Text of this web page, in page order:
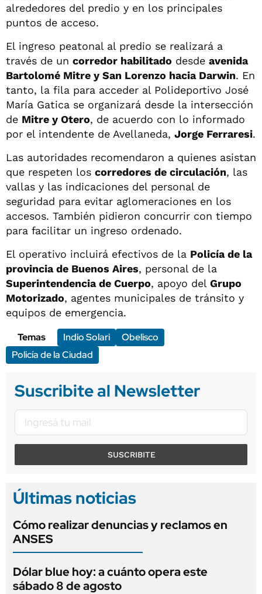
alrededores del predio y en los principales
puntos de acceso.
El ingreso peatonal al predio se realizará a
través de un corredor habilitado desde avenida
Bartolomé Mitre y San Lorenzo hacia Darwin. En
tanto, la fila para acceder al Polideportivo José
María Gatica se organizará desde la intersección
de Mitre y Otero, de acuerdo con lo informado
por el intendente de Avellaneda, Jorge Ferraresi.
Las autoridades recomendaron a quienes asistan
que respeten los corredores de circulación, las
vallas y las indicaciones del personal de
seguridad para evitar aglomeraciones en los
accesos. También pidieron concurrir con tiempo
para facilitar un ingreso ordenado.
El operativo incluirá efectivos de la Policía de la
provincia de Buenos Aires, personal de la
Superintendencia de Cuerpo, apoyo del Grupo
Motorizado, agentes municipales de tránsito y
equipos de emergencia.
Temas
Indio Solari
Obelisco
Policía de la Ciudad
Suscribite al Newsletter
SUSCRIBITE
Últimas noticias
Cómo realizar denuncias y reclamos en
ANSES
Dólar blue hoy: a cuánto opera este
sábado 8 de agosto